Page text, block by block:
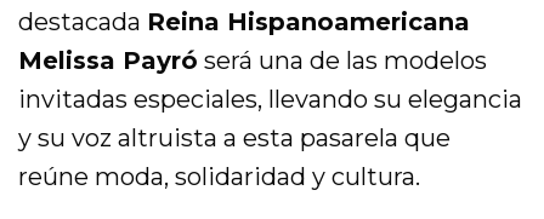
destacada Reina Hispanoamericana
Melissa Payró será una de las modelos
invitadas especiales, llevando su elegancia
y su voz altruista a esta pasarela que
reúne moda, solidaridad y cultura.